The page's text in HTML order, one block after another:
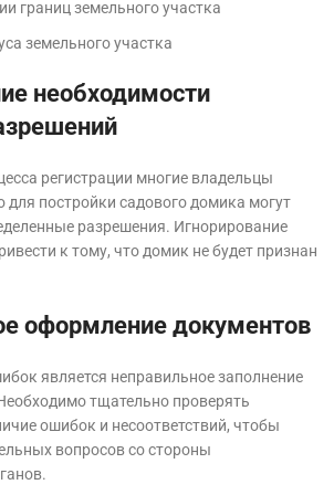
границ земельного участка
земельного участка
необходимости
регистрации многие владельцы
постройки садового домика могут
разрешения. Игнорирование
к тому, что домик не будет признан
оформление документов
является неправильное заполнение
тщательно проверять
ошибок и несоответствий, чтобы
вопросов со стороны